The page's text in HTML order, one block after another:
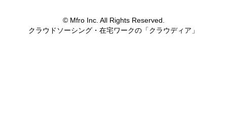
© Mfro Inc. All Rights Reserved.
クラウドソーシング・在宅ワークの「クラウディア」